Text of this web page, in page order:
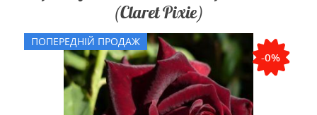
(Claret Pixie)
ПОПЕРЕДНІЙ ПРОДАЖ
-0%